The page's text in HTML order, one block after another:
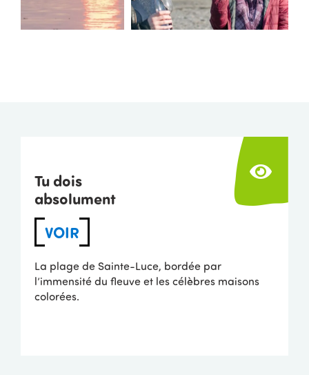
Tu dois
absolument
VOIR
La plage de Sainte-Luce, bordée par
l’immensité du fleuve et les célèbres maisons
colorées.